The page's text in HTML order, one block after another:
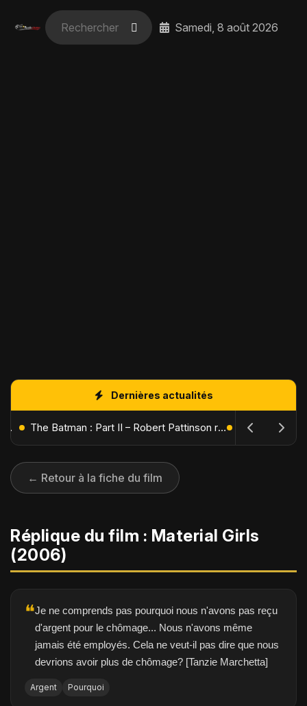
Samedi, 8 août 2026
Dernières actualités
L'Âge de Glace : Le Réveil du Volcan – Manny, Sid et Diego de retour pour une aventure explosive The Batman : Part II – Robert Pattinson replonge dans les ténèbres de Gotham dès octobre 2027
← Retour à la fiche du film
Réplique du film : Material Girls
(2006)
❝Je ne comprends pas pourquoi nous n'avons pas reçu
d'argent pour le chômage... Nous n'avons même
jamais été employés. Cela ne veut-il pas dire que nous
devrions avoir plus de chômage? [Tanzie Marchetta]
Argent Pourquoi